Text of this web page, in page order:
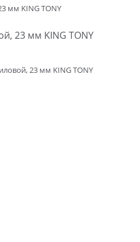
мм KING TONY
23 мм KING TONY